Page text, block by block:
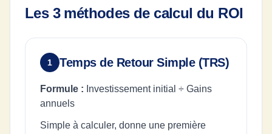
Les 3 méthodes de calcul du ROI
1 Temps de Retour Simple (TRS)
Formule : Investissement initial ÷ Gains
annuels
Simple à calculer, donne une première